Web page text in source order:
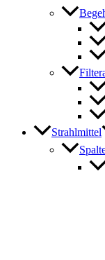
Strahlmittel